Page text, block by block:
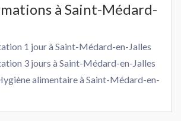
à Saint-Médard-
1 jour à Saint-Médard-en-Jalles
3 jours à Saint-Médard-en-Jalles
alimentaire à Saint-Médard-en-